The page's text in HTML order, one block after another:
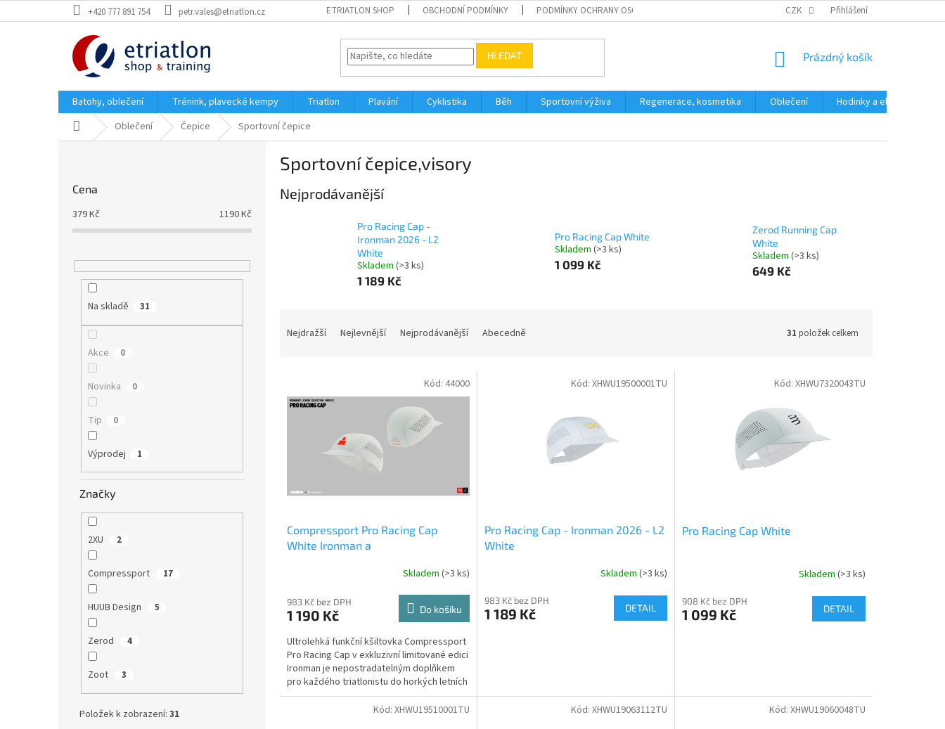
na
+420 777 891 754 petr.vales@etriatlon.cz ETRIATLON SHOP OBCHODNÍ PODMÍNKY PODMÍNKY OCHRANY OSOBNÍCH ÚDAJŮ CZK Přihlášení
HLEDAT
NÁKUPNÍ
Prázdný košík
Batohy, oblečení Trénink, plavecké kempy Triatlon Plavání Cyklistika Běh Sportovní výživa Regenerace, kosmetika Oblečení
Hodinky a elektronika
Domů Oblečení Čepice Sportovní čepice
Cena
379Kč 1190Kč
Na skladě 31
Akce 0
Novinka 0
Tip 0
Výprodej 1
Značky
2XU 2
Compressport 17
HUUB Design 5
Zerod 4
Zoot 3
Položek k zobrazení: 31
Sportovní čepice,visory
Nejprodávanější
Pro Racing Cap -
Ironman 2026 - L2
White
Skladem (>3 ks)
1 189 Kč
Pro Racing Cap White
Skladem (>3 ks)
1 099 Kč
Zerod Running Cap
White
Skladem (>3 ks)
649 Kč
Nejdražší Nejlevnější Nejprodávanější Abecedně 31 položek celkem
Compressport Pro Racing Cap
White Ironman a
Skladem (>3 ks)
983 Kč bez DPH
1 190 Kč Do košíku
Ultrolehká funkční kšiltovka Compressport
Pro Racing Cap v exkluzivní limitované edici
Ironman je nepostradatelným doplňkem
pro každého triatlonistu do horkých letních
dnů. Byla...
Kód: 44000
Pro Racing Cap - Ironman 2026 - L2
White
Skladem (>3 ks)
983 Kč bez DPH
1 189 Kč DETAIL
Kód: XHWU19500001TU
Pro Racing Cap White
Skladem (>3 ks)
908 Kč bez DPH
1 099 Kč DETAIL
Kód: XHWU7320043TU
Kód: XHWU19510001TU Kód: XHWU19063112TU Kód: XHWU19060048TU